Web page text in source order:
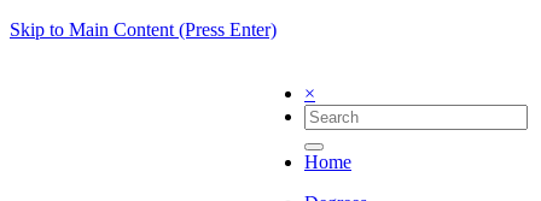
Skip to Main Content (Press Enter)
×
Home